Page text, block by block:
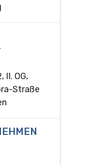
II. OG,
Straße